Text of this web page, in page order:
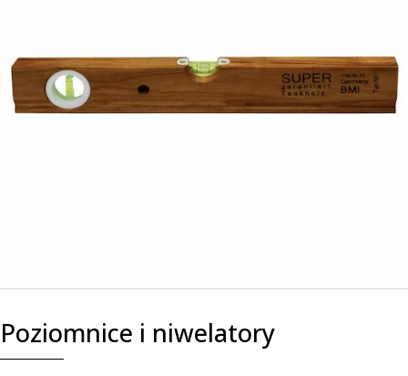
Poziomnice i niwelatory